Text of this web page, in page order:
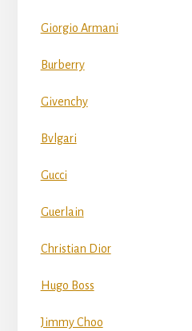
Giorgio Armani
Burberry
Givenchy
Bvlgari
Gucci
Guerlain
Christian Dior
Hugo Boss
Jimmy Choo